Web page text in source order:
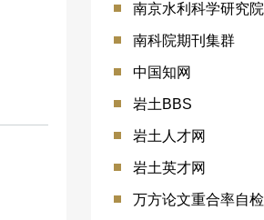
南京水利科学研究院
南科院期刊集群
中国知网
岩土BBS
岩土人才网
岩土英才网
万方论文重合率自检